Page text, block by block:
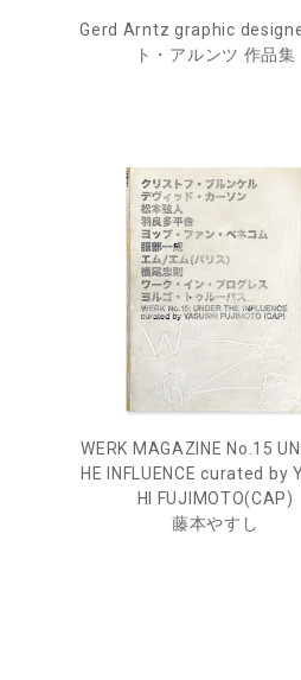
Gerd Arntz graphic
ト・アルンツ 作品集
WERK MAGAZINE No.15
HE INFLUENCE curated by
HI FUJIMOTO(CAP)
藤本やすし